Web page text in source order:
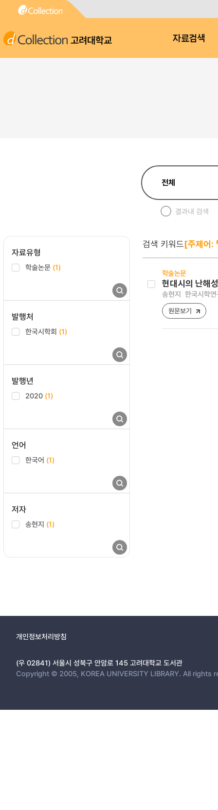
고려대학교 자료검색
결과내 검색
자료유형
학술논문 (1)
발행처
한국시학회 (1)
발행년
2020 (1)
언어
한국어 (1)
저자
송현지 (1)
검색 키워드[주제어:
학술논문
현대시의 난해
송현지 한국시학
원문보기
개인정보처리방침
(우 02841) 서울시 성북구 안암로 145 고려대학교 도서관
Copyright © 2005, KOREA UNIVERSITY LIBRARY. All rights